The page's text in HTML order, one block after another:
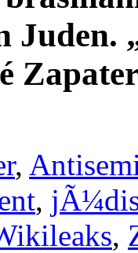
Juden.
,
,
,